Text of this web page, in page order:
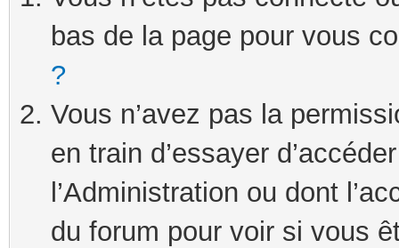
bas de la page pour vous
?
Vous n’avez pas la
en train d’essayer
l’Administration ou dont
du forum pour voir si vous